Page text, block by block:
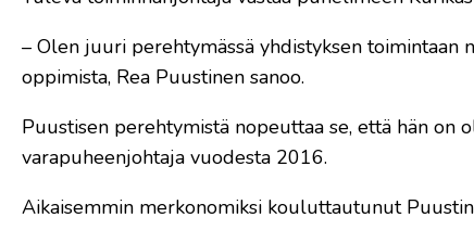
– Olen juuri perehtymässä yhdistyksen toimintaan
oppimista, Rea Puustinen sanoo.
Puustisen perehtymistä nopeuttaa se, että hän
varapuheenjohtaja vuodesta 2016.
Aikaisemmin merkonomiksi kouluttautunut